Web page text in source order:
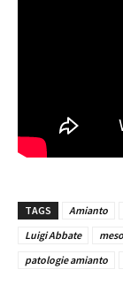
TAGS Amianto
Luigi Abbate
patologie amianto